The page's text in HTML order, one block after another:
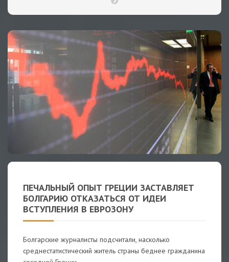
ПЕЧАЛЬНЫЙ ОПЫТ ГРЕЦИИ ЗАСТАВЛЯЕТ
БОЛГАРИЮ ОТКАЗАТЬСЯ ОТ ИДЕИ
ВСТУПЛЕНИЯ В ЕВРОЗОНУ
Болгарские журналисты подсчитали, насколько
среднестатистический житель страны беднее гражданина